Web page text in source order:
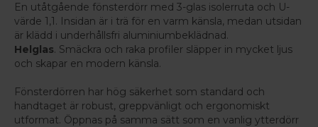
En utåtgående fönsterdörr med 3-glas isolerruta och U-
värde 1,1. Insidan är i trä för en varm känsla, medan utsidan
är klädd i underhållsfri aluminiumbeklädnad.
Helglas. Smäckra och raka profiler släpper in mycket ljus
och skapar en modern känsla.
Fönsterdörren har hög säkerhet som standard och
handtaget är robust, greppvänligt och ergonomiskt
utformat. Öppnas på samma sätt som en vanlig ytterdörr